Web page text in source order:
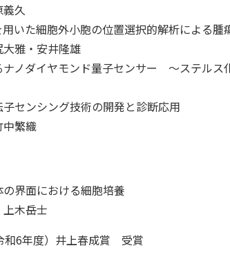
久
いた細胞外小胞の位置選択的解析による腫
雅・安井隆雄
ナノダイヤモンド量子センサー ～ステルス
センシング技術の開発と診断応用
中繁織
界面における細胞培養
木岳士
和6年度）井上春成賞 受賞